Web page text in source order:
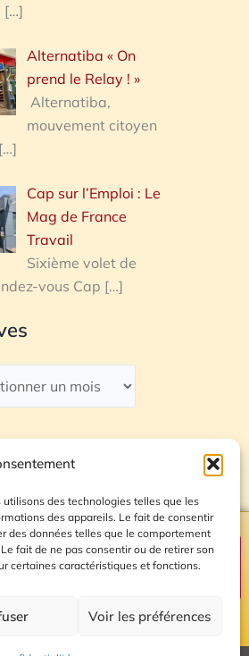
des technologies telles que les
des appareils. Le fait de consentir
des données telles que le comportement
fait de ne pas consentir ou de retirer son
certaines caractéristiques et fonctions.
Voir les préférences
[…]
Alternatiba « On
prend le Relay ! »
Alternatiba,
mouvement citoyen
[…]
Cap sur l’Emploi : Le
Mag de France
Travail
Sixième volet de
vous Cap […]